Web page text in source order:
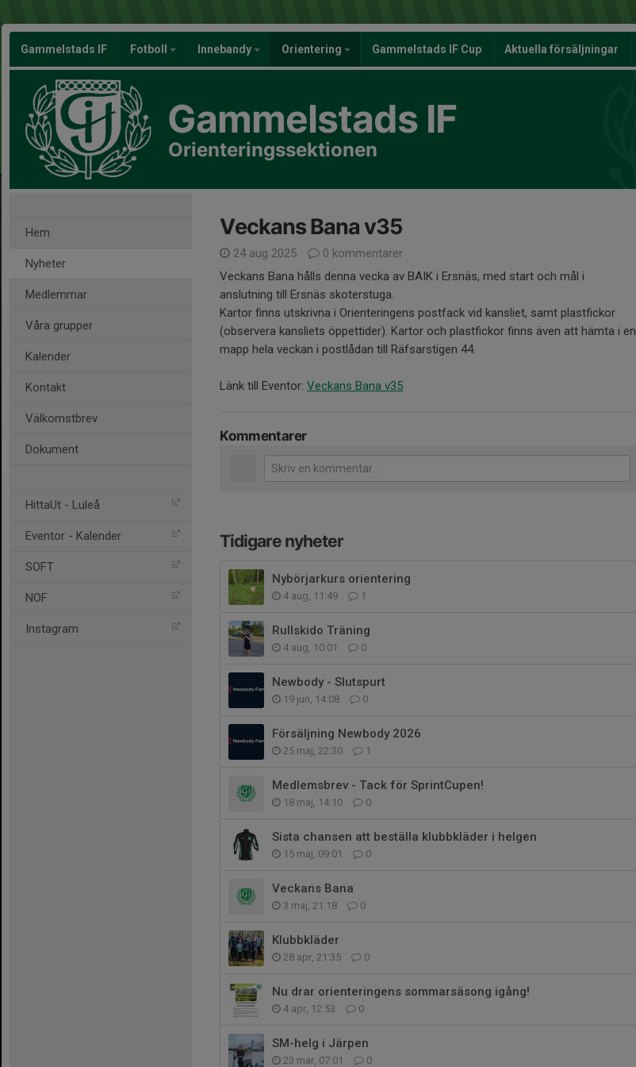
Gammelstads IF Fotboll Innebandy Orientering Gammelstads IF Cup Aktuella försäljningar
Gammelstads IF
Orienteringssektionen
Hem
Nyheter
Medlemmar
Våra grupper
Kalender
Kontakt
Välkomstbrev
Dokument
HittaUt - Luleå
Eventor - Kalender
SOFT
NOF
Instagram
Veckans Bana v35
24 aug 2025
0 kommentarer
Veckans Bana hålls denna vecka av BAIK i Ersnäs, med start och mål i
anslutning till Ersnäs skoterstuga.
Kartor finns utskrivna i Orienteringens postfack vid kansliet, samt plastfickor
(observera kansliets öppettider). Kartor och plastfickor finns även att hämta i en
mapp hela veckan i postlådan till Räfsarstigen 44.
Länk till Eventor: Veckans Bana v35
Kommentarer
Tidigare nyheter
Nybörjarkurs orientering
4 aug, 11:49 1
Rullskido Träning
4 aug, 10:01 0
Newbody - Slutspurt
19 jun, 14:08 0
Försäljning Newbody 2026
25 maj, 22:30 1
Medlemsbrev - Tack för SprintCupen!
18 maj, 14:10 0
Sista chansen att beställa klubbkläder i helgen
15 maj, 09:01 0
Veckans Bana
3 maj, 21:18 0
Klubbkläder
28 apr, 21:35 0
Nu drar orienteringens sommarsäsong igång!
4 apr, 12:53 0
SM-helg i Järpen
23 mar, 07:01 0